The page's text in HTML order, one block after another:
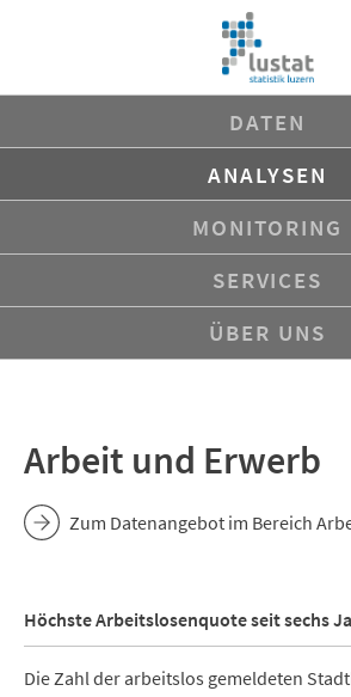
DATEN
ANALYSEN
MONITORING
SERVICES
ÜBER UNS
Arbeit und Erwerb
Zum Datenangebot im Bereich
Höchste Arbeitslosenquote seit sechs
Die Zahl der arbeitslos gemeldeten